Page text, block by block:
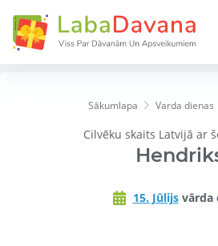
Sākumlapa Varda dienas
Cilvēku skaits Latvijā ar
15. Jūlijsvārda